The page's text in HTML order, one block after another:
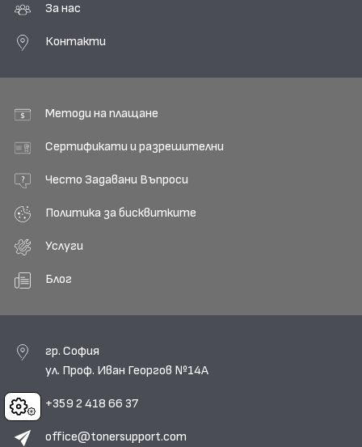
Cookies
За нас
Контакти
Методи на плащане
Сертификати и разрешителни
Често Задавани Въпроси
Политика за бисквитките
Услуги
Блог
гр. София
ул. Проф. Иван Георгов №14А
+359 2 418 66 37
office@tonersupport.com